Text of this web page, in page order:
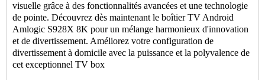
visuelle grâce à des fonctionnalités avancées et une technologie
de pointe. Découvrez dès maintenant le boîtier TV Android
Amlogic S928X 8K pour un mélange harmonieux d'innovation
et de divertissement. Améliorez votre configuration de
divertissement à domicile avec la puissance et la polyvalence de
cet exceptionnel TV box